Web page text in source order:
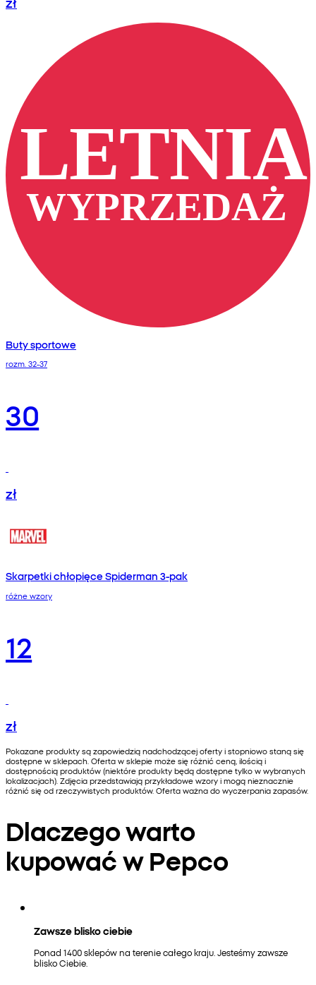
Buty sportowe
rozm. 32-37
30
zł
Skarpetki chłopięce Spiderman 3-pak
różne wzory
12
zł
Pokazane produkty są zapowiedzią nadchodzącej oferty i stopniowo staną się
dostępne w sklepach. Oferta w sklepie może się różnić ceną, ilością i
dostępnością produktów (niektóre produkty będą dostępne tylko w wybranych
lokalizacjach). Zdjęcia przedstawiają przykładowe wzory i mogą nieznacznie
różnić się od rzeczywistych produktów. Oferta ważna do wyczerpania zapasów.
Dlaczego warto
kupować w Pepco
Zawsze blisko ciebie
Ponad 1400 sklepów na terenie całego kraju. Jesteśmy zawsze
blisko Ciebie.